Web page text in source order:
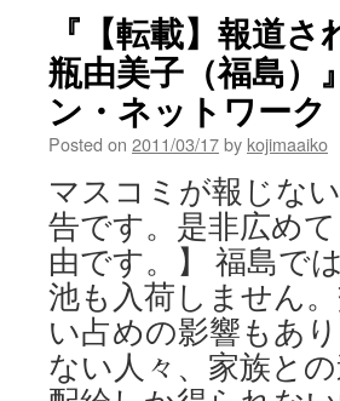
『【転載】報道
瓶由美子（福島
ン・ネットワーク
Posted on 2011/03/17by kojimaaiko
マスコミが報じな
告です。是非広め
由です。】 福島で
池も入荷しません
い占めの影響もあ
ない人々、家族と